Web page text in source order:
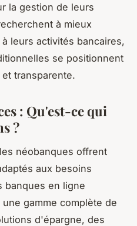
la gestion de leurs
à mieux
leurs activités bancaires,
se positionnent
transparente.
: Qu'est-ce qui
?
néobanques offrent
aux besoins
banques en ligne
gamme complète de
d'épargne, des